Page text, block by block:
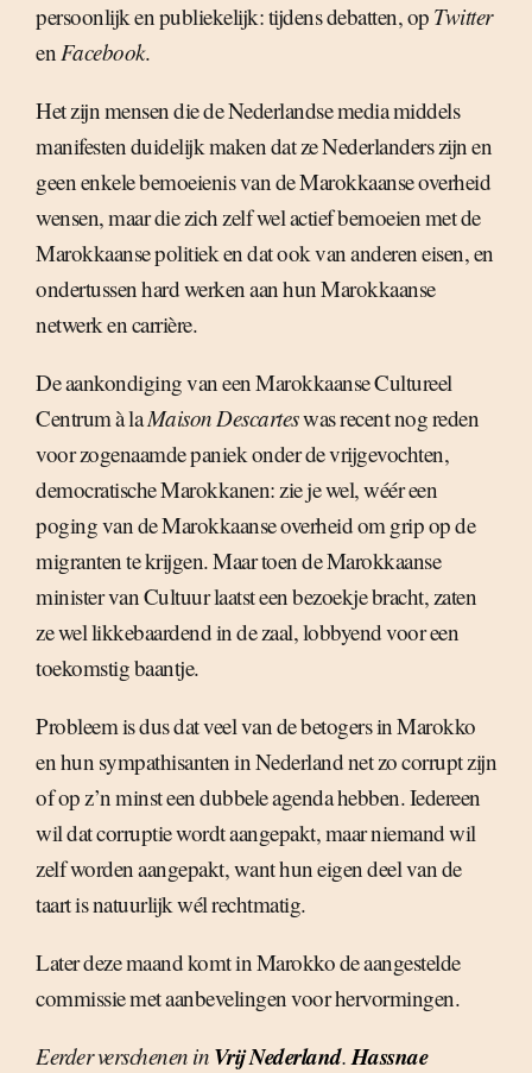
persoonlijk en publiekelijk: tijdens debatten, op Twitter
enFacebook.
Het zijn mensen die de Nederlandse media middels
manifesten duidelijk maken dat ze Nederlanders zijn en
geen enkele bemoeienis van de Marokkaanse overheid
wensen, maar die zich zelf wel actief bemoeien met de
Marokkaanse politiek en dat ook van anderen eisen, en
ondertussen hard werken aan hun Marokkaanse
netwerk en carrière.
De aankondiging van een Marokkaanse Cultureel
Centrum à laMaison Descarteswas recent nog reden
voor zogenaamde paniek onder de vrijgevochten,
democratische Marokkanen: zie je wel, wéér een
poging van de Marokkaanse overheid om grip op de
migranten te krijgen. Maar toen de Marokkaanse
minister van Cultuur laatst een bezoekje bracht, zaten
ze wel likkebaardend in de zaal, lobbyend voor een
toekomstig baantje.
Probleem is dus dat veel van de betogers in Marokko
en hun sympathisanten in Nederland net zo corrupt zijn
of op z’n minst een dubbele agenda hebben. Iedereen
wil dat corruptie wordt aangepakt, maar niemand wil
zelf worden aangepakt, want hun eigen deel van de
taart is natuurlijk wél rechtmatig.
Later deze maand komt in Marokko de aangestelde
commissie met aanbevelingen voor hervormingen.
Eerder verschenen in Vrij Nederland.Hassnae